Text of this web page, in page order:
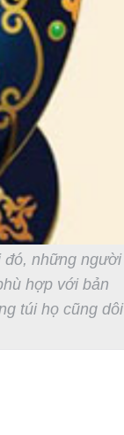
đó, những người
hợp với bản
túi họ cũng dôi